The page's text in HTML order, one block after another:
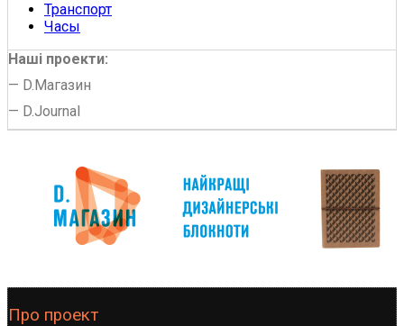
Транспорт
Часы
Наші проекти:
— D.Магазин
— D.Journal
Про проект